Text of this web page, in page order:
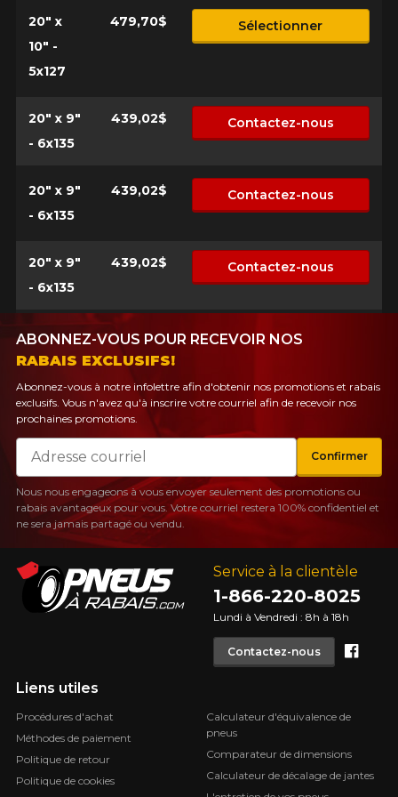
20" x
10" -
5x127
479,70$ Sélectionner
20" x 9"
- 6x135
439,02$ Contactez-nous
20" x 9"
- 6x135
439,02$ Contactez-nous
20" x 9"
- 6x135
439,02$ Contactez-nous
Service à la clientèle
1-866-220-8025
Lundi à Vendredi : 8h à 18h
Contactez-nous
Liens utiles
Procédures d'achat
Méthodes de paiement
Politique de retour
Politique de cookies
Calculateur d'équivalence de
pneus
Comparateur de dimensions
Calculateur de décalage de jantes
ABONNEZ-VOUS POUR RECEVOIR NOS
RABAIS EXCLUSIFS!
Abonnez-vous à notre infolettre afin d'obtenir nos promotions et rabais
exclusifs. Vous n'avez qu'à inscrire votre courriel afin de recevoir nos
prochaines promotions.
Courriel
Confirmer
Nous nous engageons à vous envoyer seulement des promotions ou
rabais avantageux pour vous. Votre courriel restera 100% confidentiel et
ne sera jamais partagé ou vendu.